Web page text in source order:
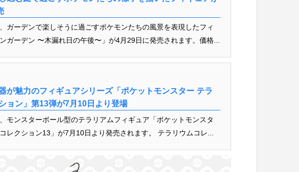
ガーデンで楽しそうに過ごすポケモンたちの風景を表現したフィ
ガーデン 〜木漏れ日の午後〜」が4月29日に発売されます。価格...
が魅力のフィギュアシリーズ「ポケットモンスター テラ
ョン」第13弾が7月10日より登場
モンスターボール型のテラリアムフィギュア「ポケットモンスタ
クション13」が7月10日より発売されます。 テラリウムコレ...